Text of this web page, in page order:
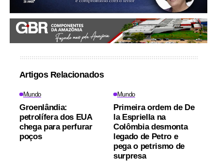
Artigos Relacionados
Mundo
Groenlândia:
petrolífera dos EUA
chega para perfurar
poços
Mundo
Primeira ordem de De
la Espriella na
Colômbia desmonta
legado de Petro e
pega o petrismo de
surpresa